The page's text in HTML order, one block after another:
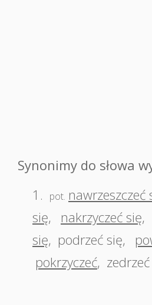
Synonimy do słowa
1.
pot. nawrzeszczeć
się, nakrzyczeć się,
się, podrzeć się,
pokrzyczeć,